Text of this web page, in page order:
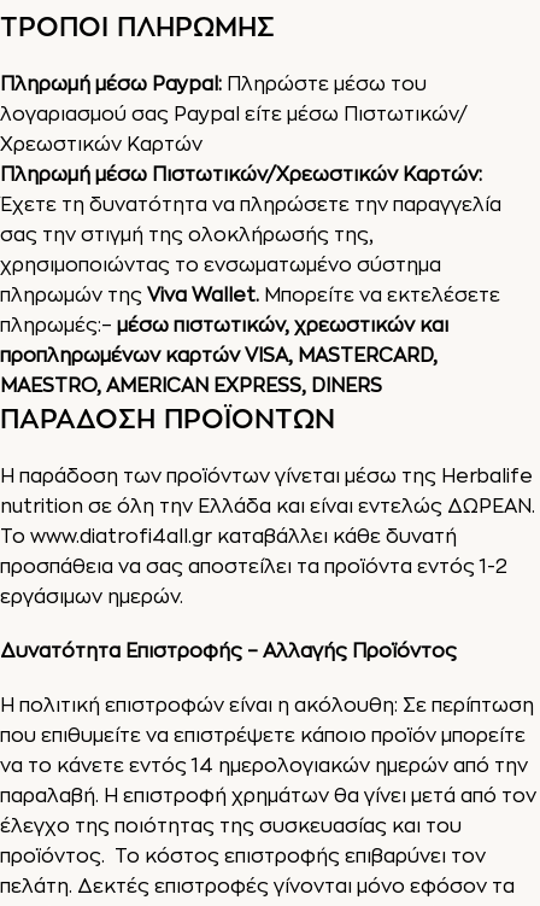
ΤΡΟΠΟΙ ΠΛΗΡΩΜΗΣ
Πληρωμή μέσω Paypal: Πληρώστε μέσω του
λογαριασμού σας Paypal είτε μέσω Πιστωτικών/
Χρεωστικών Καρτών
Πληρωμή μέσω Πιστωτικών/Χρεωστικών Καρτών:
Έχετε τη δυνατότητα να πληρώσετε την παραγγελία
σας την στιγμή της ολοκλήρωσής της,
χρησιμοποιώντας το ενσωματωμένο σύστημα
πληρωμών της Viva Wallet. Μπορείτε να εκτελέσετε
πληρωμές:– μέσω πιστωτικών, χρεωστικών και
προπληρωμένων καρτών VISA, MASTERCARD,
MAESTRO, AMERICAN EXPRESS, DINERS
ΠΑΡΑΔΟΣΗ ΠΡΟΪΟΝΤΩΝ
Η παράδοση των προϊόντων γίνεται μέσω της Herbalife
nutrition σε όλη την Ελλάδα και είναι εντελώς ΔΩΡΕΑΝ.
Το www.diatrofi4all.gr καταβάλλει κάθε δυνατή
προσπάθεια να σας αποστείλει τα προϊόντα εντός 1-2
εργάσιμων ημερών.
Δυνατότητα Επιστροφής – Αλλαγής Προϊόντος
Η πολιτική επιστροφών είναι η ακόλουθη: Σε περίπτωση
που επιθυμείτε να επιστρέψετε κάποιο προϊόν μπορείτε
να το κάνετε εντός 14 ημερολογιακών ημερών από την
παραλαβή. Η επιστροφή χρημάτων θα γίνει μετά από τον
έλεγχο της ποιότητας της συσκευασίας και του
προϊόντος. Το κόστος επιστροφής επιβαρύνει τον
πελάτη. Δεκτές επιστροφές γίνονται μόνο εφόσον τα